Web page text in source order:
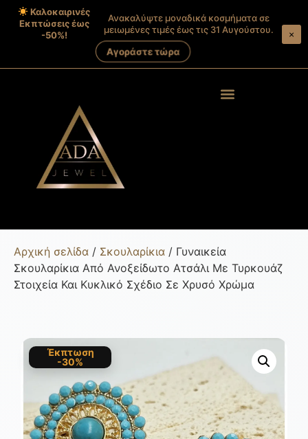
Καλοκαιρινές
Εκπτώσεις έως
-50%!
Ανακαλύψτε μοναδικά κοσμήματα σε
μειωμένες τιμές έως τις 31 Αυγούστου.
Αγοράστε τώρα
×
Αρχική σελίδα / Σκουλαρίκια / Γυναικεία
Σκουλαρίκια Από Ανοξείδωτο Ατσάλι Με Τυρκουάζ
Στοιχεία Και Κυκλικό Σχέδιο Σε Χρυσό Χρώμα
Έκπτωση
-30%